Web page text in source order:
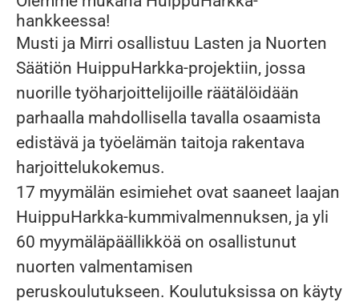
hankkeessa!
Musti ja Mirri osallistuu Lasten ja Nuorten
Säätiön HuippuHarkka-projektiin, jossa
nuorille työharjoittelijoille räätälöidään
parhaalla mahdollisella tavalla osaamista
edistävä ja työelämän taitoja rakentava
harjoittelukokemus.
17 myymälän esimiehet ovat saaneet laajan
HuippuHarkka-kummivalmennuksen, ja yli
60 myymäläpäällikköä on osallistunut
nuorten valmentamisen
peruskoulutukseen. Koulutuksissa on käyty